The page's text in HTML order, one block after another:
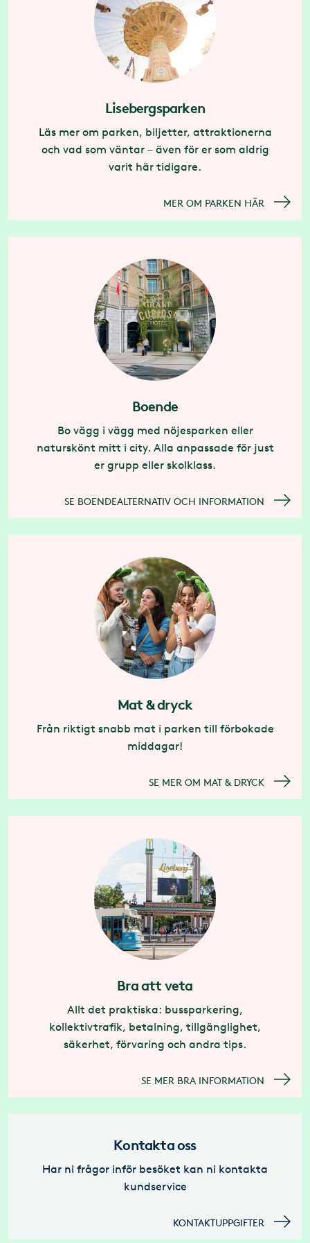
Lisebergsparken
Läs mer om parken, biljetter, attraktionerna
och vad som väntar – även för er som aldrig
varit här tidigare.
MER OM PARKEN HÄR
Boende
Bo vägg i vägg med nöjesparken eller
naturskönt mitt i city. Alla anpassade för just
er grupp eller skolklass.
SE BOENDEALTERNATIV OCH INFORMATION
Mat & dryck
Från riktigt snabb mat i parken till förbokade
middagar!
SE MER OM MAT & DRYCK
Bra att veta
Allt det praktiska: bussparkering,
kollektivtrafik, betalning, tillgänglighet,
säkerhet, förvaring och andra tips.
SE MER BRA INFORMATION
Kontakta oss
Har ni frågor inför besöket kan ni kontakta
kundservice
KONTAKTUPPGIFTER